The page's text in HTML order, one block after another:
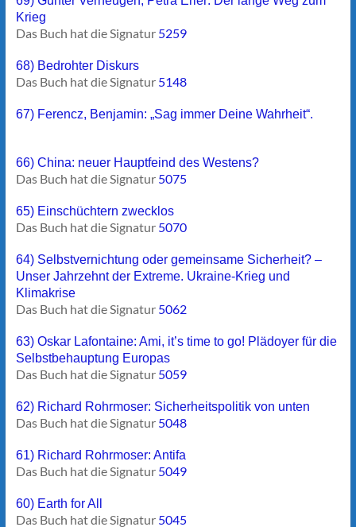
Krieg
Das Buch hat die Signatur 5259
68) Bedrohter Diskurs
Das Buch hat die Signatur 5148
67) Ferencz, Benjamin: „Sag immer Deine Wahrheit“.
66) China: neuer Hauptfeind des Westens?
Das Buch hat die Signatur 5075
65) Einschüchtern zwecklos
Das Buch hat die Signatur 5070
64) Selbstvernichtung oder gemeinsame Sicherheit? –
Unser Jahrzehnt der Extreme. Ukraine-Krieg und
Klimakrise
Das Buch hat die Signatur 5062
63) Oskar Lafontaine: Ami, it’s time to go! Plädoyer für die
Selbstbehauptung Europas
Das Buch hat die Signatur 5059
62) Richard Rohrmoser: Sicherheitspolitik von unten
Das Buch hat die Signatur 5048
61) Richard Rohrmoser: Antifa
Das Buch hat die Signatur 5049
60) Earth for All
Das Buch hat die Signatur 5045